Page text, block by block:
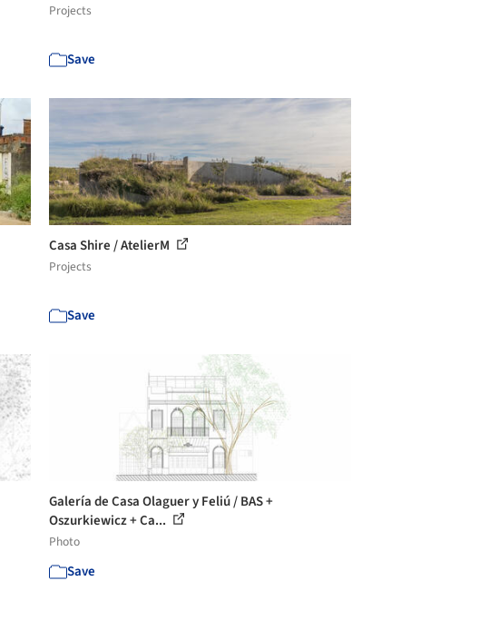
Projects
Save
Casa Shire / AtelierM
Projects
Save
Galería de Casa Olaguer y Feliú / BAS +
Oszurkiewicz + Ca...
Photo
Save